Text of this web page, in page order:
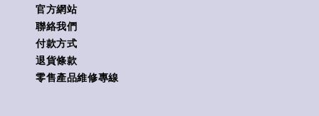
官方網站
聯絡我們
付款方式
退貨條款
零售產品維修專線